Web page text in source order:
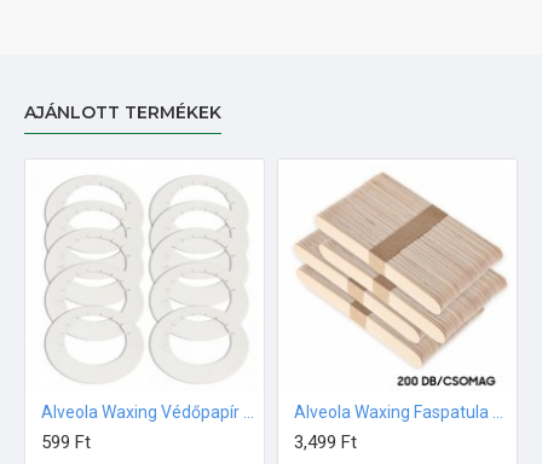
AJÁNLOTT TERMÉKEK
599 Ft 3,499 Ft